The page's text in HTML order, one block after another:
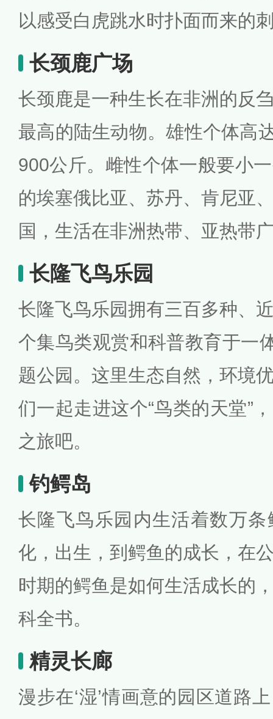
以感受白虎跳水时扑面而来的
长颈鹿广场
长颈鹿是一种生长在非洲的反
最高的陆生动物。雄性个体高
900公斤。雌性个体一般要小
的埃塞俄比亚、苏丹、肯尼亚
国，生活在非洲热带、亚热带
长隆飞鸟乐园
长隆飞鸟乐园拥有三百多种、
个集鸟类观赏和科普教育于一
题公园。这里生态自然，环境
们一起走进这个“鸟类的天堂”
之旅吧。
钓鳄岛
长隆飞鸟乐园内生活着数万
化，出生，到鳄鱼的成长，在
时期的鳄鱼是如何生活成长的
科全书。
精灵长廊
漫步在‘湿’情画意的园区道路